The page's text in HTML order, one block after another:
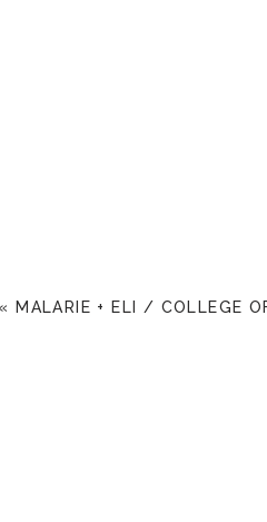
« MALARIE + ELI / COLLEGE